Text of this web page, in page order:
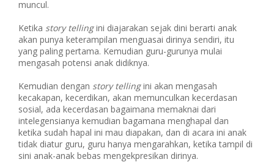
muncul.
Ketika story tellingini diajarakan sejak dini berarti anak
akan punya keterampilan menguasai dirinya sendiri, itu
yang paling pertama. Kemudian guru-gurunya mulai
mengasah potensi anak didiknya.
Kemudian dengan story tellingini akan mengasah
kecakapan, kecerdikan, akan memunculkan kecerdasan
sosial, ada kecerdasan bagaimana memaknai dari
intelegensianya kemudian bagamana menghapal dan
ketika sudah hapal ini mau diapakan, dan di acara ini anak
tidak diatur guru, guru hanya mengarahkan, ketika tampil di
sini anak-anak bebas mengekpresikan dirinya.